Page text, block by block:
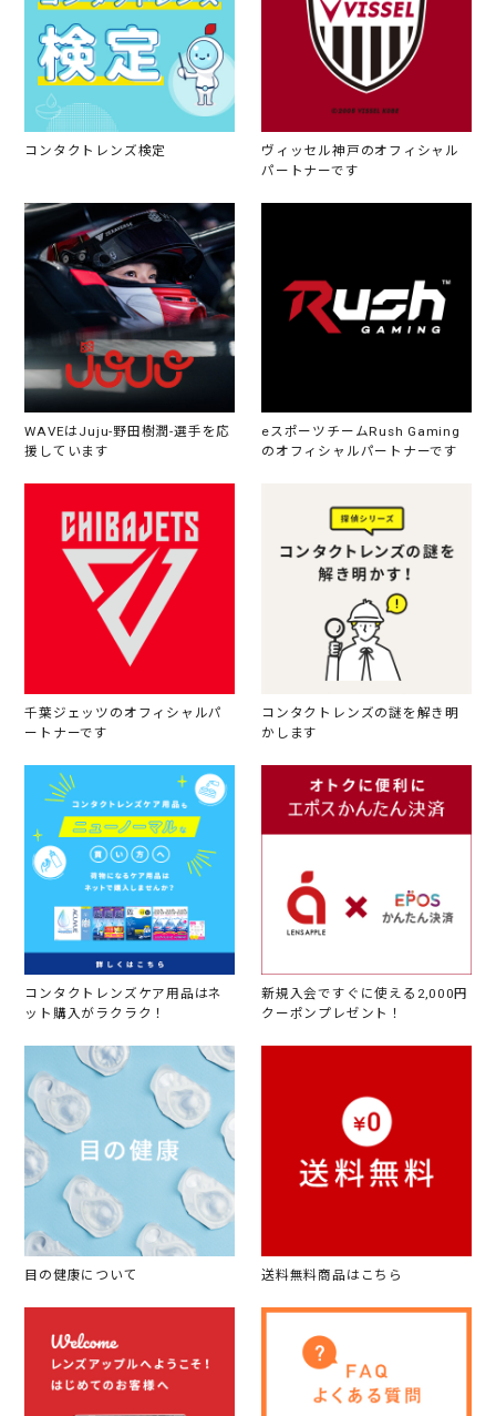
コンタクトレンズ検定
ヴィッセル神戸のオフィシャル
パートナーです
WAVEはJuju-野田樹潤-選手を応
援しています
eスポーツチームRush Gaming
のオフィシャルパートナーです
千葉ジェッツのオフィシャルパ
ートナーです
コンタクトレンズの謎を解き明
かします
コンタクトレンズケア用品はネ
ット購入がラクラク！
新規入会ですぐに使える2,000円
クーポンプレゼント！
目の健康について 送料無料商品はこちら